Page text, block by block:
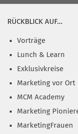
RÜCKBLICK AUF…
Vorträge
Lunch & Learn
Exklusivkreise
Marketing vor Ort
MCM Academy
Marketing
MarketingFrauen